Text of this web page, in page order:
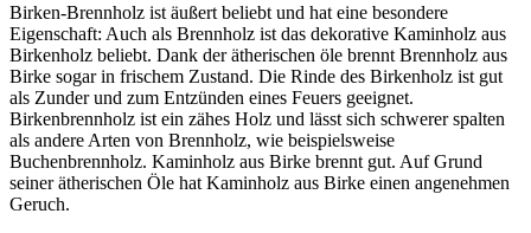
Birken-Brennholz ist äußert beliebt und hat eine besondere
Eigenschaft: Auch als Brennholz ist das dekorative Kaminholz aus
Birkenholz beliebt. Dank der ätherischen öle brennt Brennholz aus
Birke sogar in frischem Zustand. Die Rinde des Birkenholz ist gut
als Zunder und zum Entzünden eines Feuers geeignet.
Birkenbrennholz ist ein zähes Holz und lässt sich schwerer spalten
als andere Arten von Brennholz, wie beispielsweise
Buchenbrennholz. Kaminholz aus Birke brennt gut. Auf Grund
seiner ätherischen Öle hat Kaminholz aus Birke einen angenehmen
Geruch.